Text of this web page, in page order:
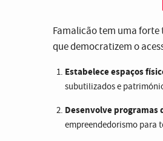
Famalicão tem uma
que democratizem o
Estabelece espaços
subutilizados e
Desenvolve programas
empreendedorismo para